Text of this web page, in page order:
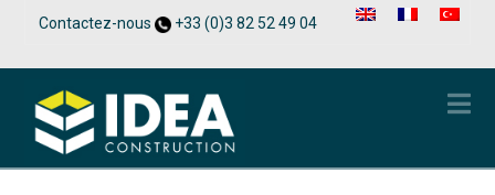
Contactez-nous +33 (0)3 82 52 49 04